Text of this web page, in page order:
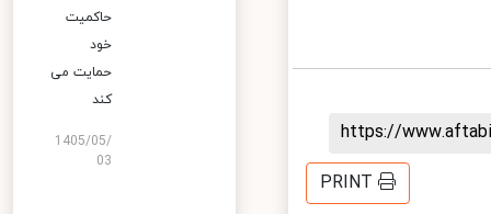
https://
PRINT
حاکمیت
خود
حمایت می
کند
1405/05/
03